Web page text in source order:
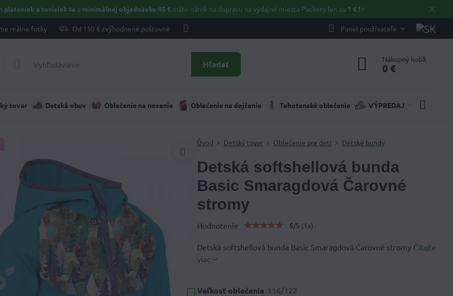
✕
pláteniek a tenisiek 👟 a minimálnej objednávke 45 €máte nárok na dopravu na výdajné miesta Packety len za 1 €❗⚡️
reálne fotky Od 150 € zvýhodnené poštovné Panel používateľa
Hľadať Nákupný košík
0 €
tovar Detská obuv Oblečenie na nosenie Oblečenie na dojčenie Tehotenské oblečenie VÝPREDAJ
Úvod Detský tovar Oblečenie pre deti Detské bundy
Detská softshellová bunda
Basic Smaragdová Čarovné
stromy
Hodnotenie 5/5 (1 x)
Detská softshellová bunda Basic Smaragdová Čarovné stromy Čítajte
viac
Veľkosť oblečenia